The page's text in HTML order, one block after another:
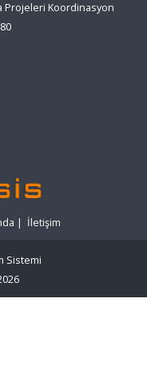
Projeleri Koordinasyon
| İletişim
Sistemi